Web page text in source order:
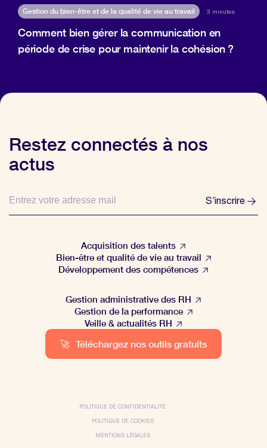
Gestion du bien-être et de la qualité de vie au travail 3 minutes
Comment bien gérer la communication en
période de crise pour maintenir la cohésion ?
Restez connectés à nos
actus
S’inscrire
Acquisition des talents
Bien-être et qualité de vie au travail
Développement des compétences
Gestion administrative des RH
Gestion de la performance
Veille & actualités RH
🚀 Téléchargez nos outils gratuits
POLITIQUE DE CONFIDENTIALITÉ
POLITIQUE DE COOKIES
MENTIONS LÉGALES